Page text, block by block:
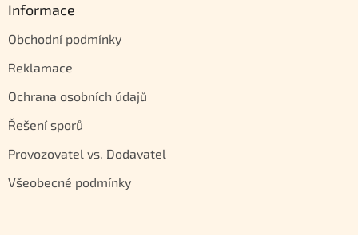
Informace
Obchodní podmínky
Reklamace
Ochrana osobních údajů
Řešení sporů
Provozovatel vs. Dodavatel
Všeobecné podmínky